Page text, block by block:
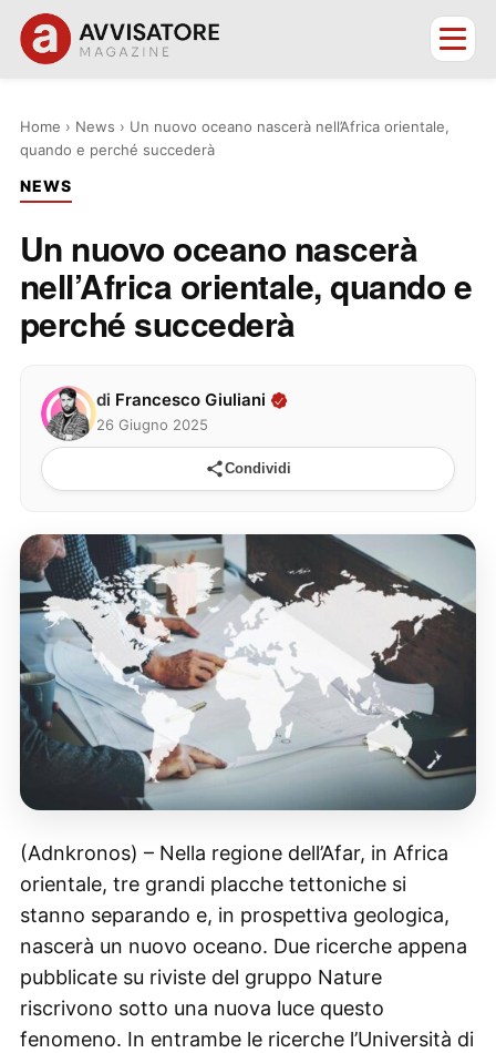
Home › News › Un nuovo oceano nascerà nell’Africa orientale,
quando e perché succederà
NEWS
Un nuovo oceano nascerà
nell’Africa orientale, quando e
perché succederà
di Francesco Giuliani
26 Giugno 2025
Condividi
(Adnkronos) – Nella regione dell’Afar, in Africa
orientale, tre grandi placche tettoniche si
stanno separando e, in prospettiva geologica,
nascerà un nuovo oceano. Due ricerche appena
pubblicate su riviste del gruppo Nature
riscrivono sotto una nuova luce questo
fenomeno. In entrambe le ricerche l’Università di